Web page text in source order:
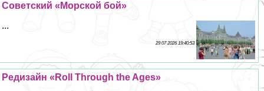
Советский «Морской бой»
...
29 07 2026 19:40:53
Редизайн «Roll Through the Ages»